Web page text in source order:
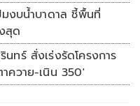
งบน้ำบาดาล ชี้พื้นที่
สุด
ทร์ สั่งเร่งรัดโครงการ
ควาย-เนิน 350'